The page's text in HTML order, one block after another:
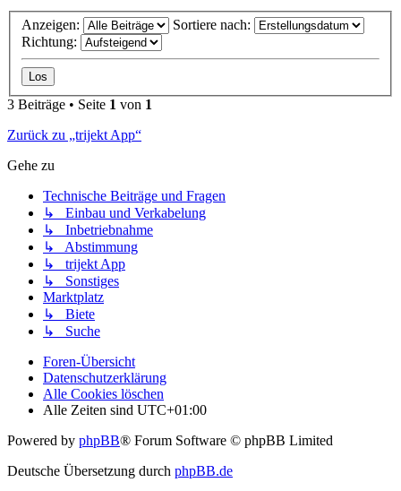
Anzeigen:
Sortiere nach:
Richtung:
3 Beiträge • Seite 1 von 1
Zurück zu „trijekt App“
Gehe zu
Technische Beiträge und Fragen
↳ Einbau und Verkabelung
↳ Inbetriebnahme
↳ Abstimmung
↳ trijekt App
↳ Sonstiges
Marktplatz
↳ Biete
↳ Suche
Foren-Übersicht
Datenschutzerklärung
Alle Cookies löschen
Alle Zeiten sind UTC+01:00
Powered by phpBB® Forum Software © phpBB Limited
Deutsche Übersetzung durch phpBB.de